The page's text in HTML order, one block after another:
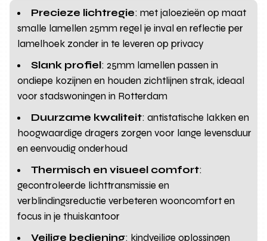
Precieze lichtregie: met jaloezieën op maat
smalle lamellen 25mm regel je inval en reflectie per
lamelhoek zonder in te leveren op privacy
Slank profiel: 25mm lamellen passen in
ondiepe kozijnen en houden zichtlijnen strak, ideaal
voor stadswoningen in Rotterdam
Duurzame kwaliteit: antistatische lakken en
hoogwaardige dragers zorgen voor lange levensduur
en eenvoudig onderhoud
Thermisch en visueel comfort:
gecontroleerde lichttransmissie en
verblindingsreductie verbeteren wooncomfort en
focus in je thuiskantoor
Veilige bediening: kindveilige oplossingen